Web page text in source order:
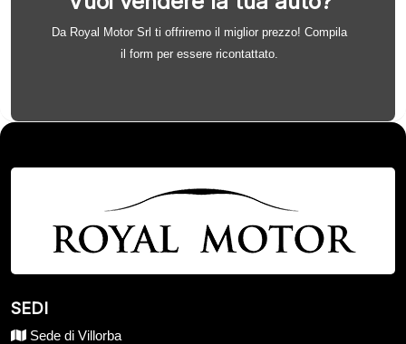
Da Royal Motor Srl ti offriremo il miglior prezzo! Compila
il form per essere ricontattato.
SEDI
Sede di Villorba